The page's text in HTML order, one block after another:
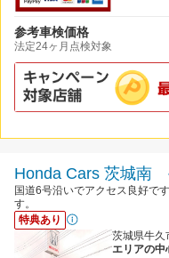
参考車検価格
法定24ヶ月点検対象
Honda Cars 茨城南
国道6号沿いでアクセス良好で
す。
特典あり
茨城県牛久
エリアの中